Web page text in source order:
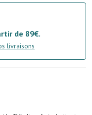
de 89€.
livraisons